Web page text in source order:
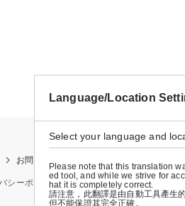
お問い合わせ
シーポリシー 特定商取引法に基づく表示
Language/Location
Select your language and
Please note that this translation
ed tool, and while we strive for
hat it is completely correct.
請注意，此翻譯是由自動工具產生
但不能保證其完全正確。